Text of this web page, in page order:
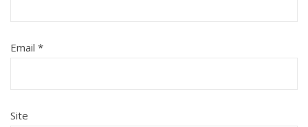
Email *
Site